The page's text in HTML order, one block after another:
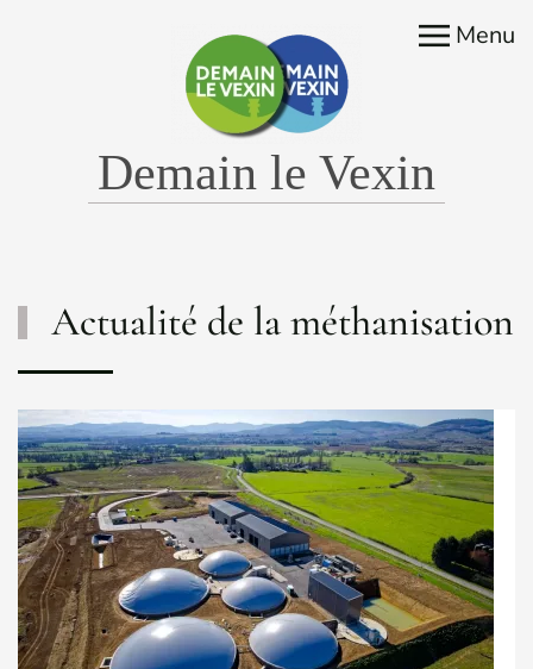
Accéder au contenu principal
Menu
Demain le Vexin
Actualité de la méthanisation